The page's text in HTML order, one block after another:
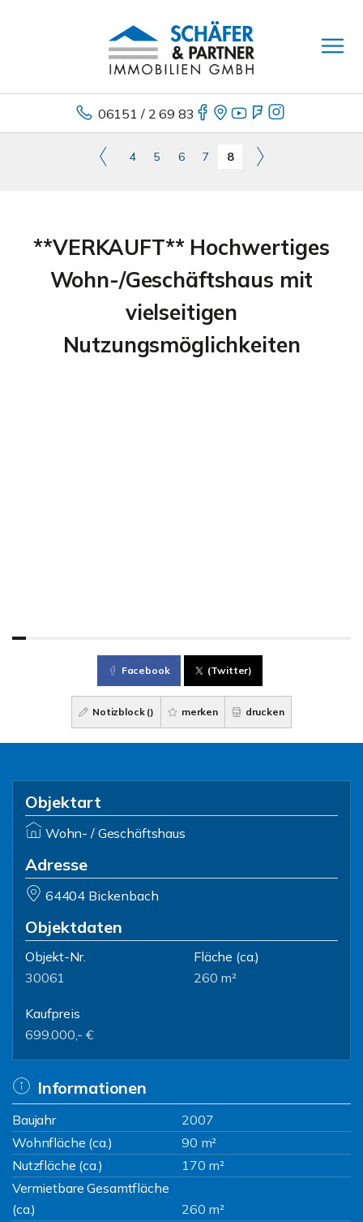
06151 / 2 69 83
4 5 6 7 8
**VERKAUFT** Hochwertiges
Wohn-/Geschäftshaus mit
vielseitigen
Nutzungsmöglichkeiten
Facebook (Twitter)
Notizblock () merken drucken
Objektart
Wohn- / Geschäftshaus
Adresse
64404 Bickenbach
Objektdaten
Objekt-Nr.
30061
Fläche (ca.)
260 m²
Kaufpreis
699.000,- €
Informationen
Baujahr
2007
Wohnfläche (ca.)
90 m²
Nutzfläche (ca.)
170 m²
Vermietbare Gesamtfläche
(ca.)
260 m²